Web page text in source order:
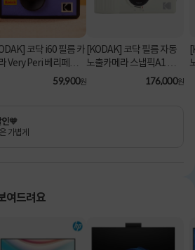
코닥 i60 필름 카
Very Peri 베리페리
용 카메라
59,900원
[KODAK] 코닥 필름 자동
노출카메라 스냅픽A1 다
중노출 자동감기 35mm
176,000원
🧡
가볍게
여드려요